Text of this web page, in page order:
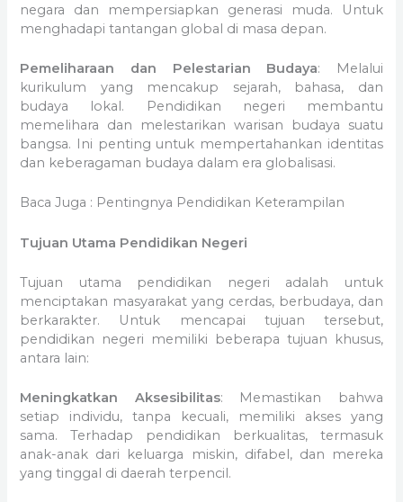
negara dan mempersiapkan generasi muda. Untuk
menghadapi tantangan global di masa depan.
Pemeliharaan dan Pelestarian Budaya: Melalui
kurikulum yang mencakup sejarah, bahasa, dan
budaya lokal. Pendidikan negeri membantu
memelihara dan melestarikan warisan budaya suatu
bangsa. Ini penting untuk mempertahankan identitas
dan keberagaman budaya dalam era globalisasi.
Baca Juga : Pentingnya Pendidikan Keterampilan
Tujuan Utama Pendidikan Negeri
Tujuan utama pendidikan negeri adalah untuk
menciptakan masyarakat yang cerdas, berbudaya, dan
berkarakter. Untuk mencapai tujuan tersebut,
pendidikan negeri memiliki beberapa tujuan khusus,
antara lain:
Meningkatkan Aksesibilitas: Memastikan bahwa
setiap individu, tanpa kecuali, memiliki akses yang
sama. Terhadap pendidikan berkualitas, termasuk
anak-anak dari keluarga miskin, difabel, dan mereka
yang tinggal di daerah terpencil.